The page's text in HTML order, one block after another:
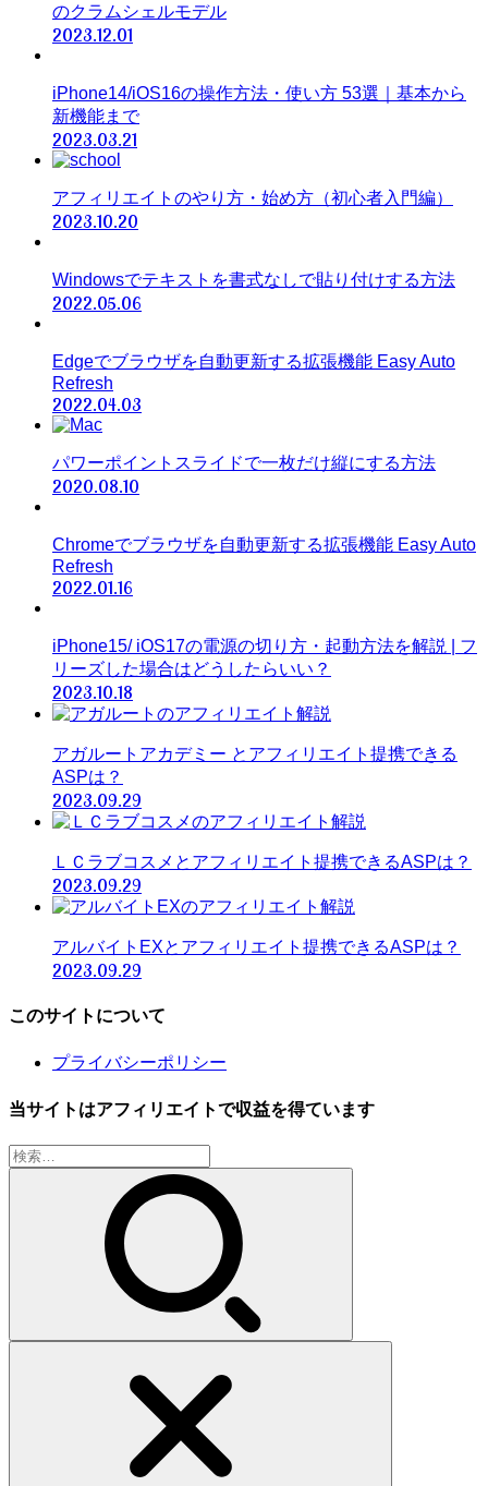
のクラムシェルモデル
2023.12.01
iPhone14/iOS16の操作方法・使い方 53選｜基本から
新機能まで
2023.03.21
アフィリエイトのやり方・始め方（初心者入門編）
2023.10.20
Windowsでテキストを書式なしで貼り付けする方法
2022.05.06
Edgeでブラウザを自動更新する拡張機能 Easy Auto
Refresh
2022.04.03
パワーポイントスライドで一枚だけ縦にする方法
2020.08.10
Chromeでブラウザを自動更新する拡張機能 Easy Auto
Refresh
2022.01.16
iPhone15/ iOS17の電源の切り方・起動方法を解説 | フ
リーズした場合はどうしたらいい？
2023.10.18
アガルートアカデミー とアフィリエイト提携できる
ASPは？
2023.09.29
ＬＣラブコスメとアフィリエイト提携できるASPは？
2023.09.29
アルバイトEXとアフィリエイト提携できるASPは？
2023.09.29
このサイトについて
プライバシーポリシー
当サイトはアフィリエイトで収益を得ています
検
索: